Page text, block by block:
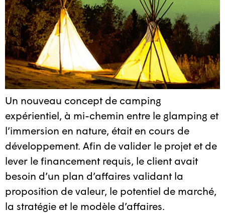
Un nouveau concept de camping
expérientiel, à mi-chemin entre le glamping et
l’immersion en nature, était en cours de
développement. Afin de valider le projet et de
lever le financement requis, le client avait
besoin d’un plan d’affaires validant la
proposition de valeur, le potentiel de marché,
la stratégie et le modèle d’affaires.